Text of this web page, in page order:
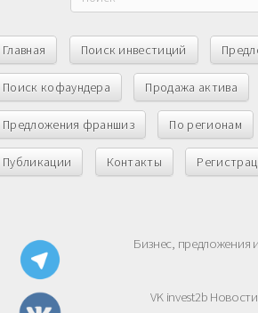
Главная Поиск инвестиций
Поиск кофаундера Продажа актива
Предложения франшиз По регионам
Публикации Контакты
Бизнес, предложения
VK invest2b